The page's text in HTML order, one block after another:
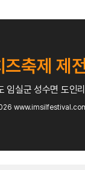
원 / 현장접
치
진행(롤링 위치
무대 위 숙성치
축제 제
임실군 성수면 도인